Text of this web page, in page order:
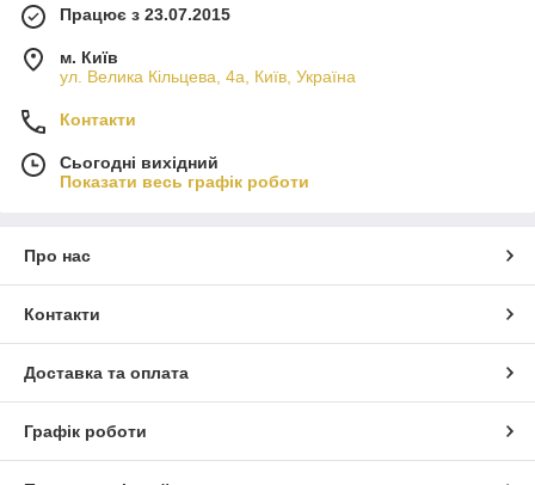
Працює з 23.07.2015
м. Київ
ул. Велика Кільцева, 4а, Київ, Україна
Контакти
Сьогодні вихідний
Показати весь графік роботи
Про нас
Контакти
Доставка та оплата
Графік роботи